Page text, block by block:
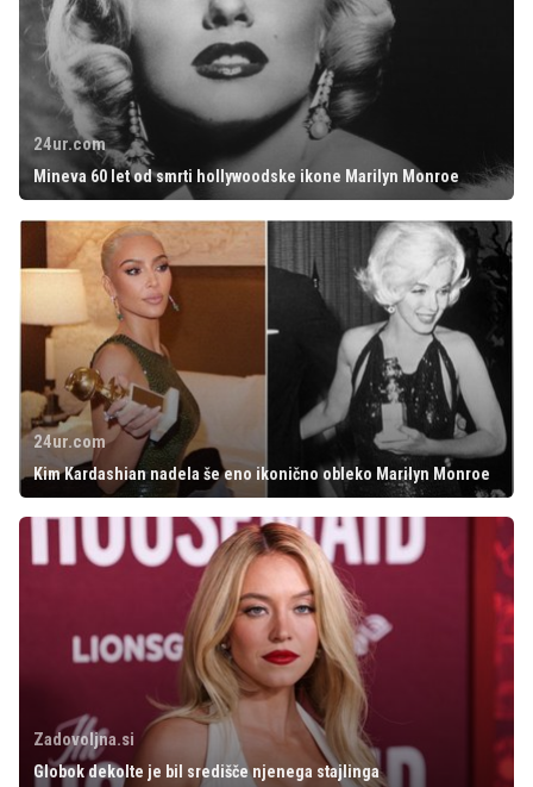
24ur.com
Mineva 60 let od smrti hollywoodske ikone Marilyn Monroe
24ur.com
Kim Kardashian nadela še eno ikonično obleko Marilyn Monroe
Zadovoljna.si
Globok dekolte je bil središče njenega stajlinga